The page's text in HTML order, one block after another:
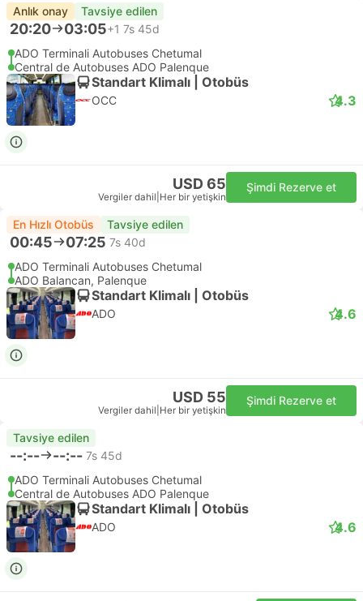
Anlık onay Tavsiye edilen
20:20 03:05+1 7s 45d
ADO Terminali Autobuses Chetumal
Central de Autobuses ADO Palenque
Standart Klimalı | Otobüs
OCC 4.3
USD 65
Vergiler dahil Her bir yetişkin
Şimdi Rezerve et
En Hızlı Otobüs Tavsiye edilen
00:45 07:25 7s 40d
ADO Terminali Autobuses Chetumal
ADO Balancan, Palenque
Standart Klimalı | Otobüs
ADO 4.6
USD 55
Vergiler dahil Her bir yetişkin
Şimdi Rezerve et
Tavsiye edilen
--:-- --:-- 7s 45d
ADO Terminali Autobuses Chetumal
Central de Autobuses ADO Palenque
Standart Klimalı | Otobüs
ADO 4.6